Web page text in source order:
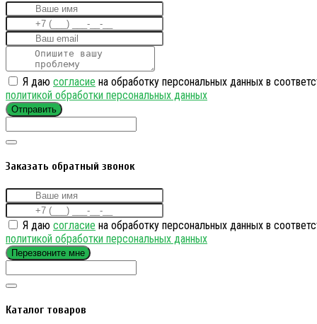
Я даю согласие на обработку персональных данных в
политикой обработки персональных данных
Отправить
Заказать обратный звонок
Я даю согласие на обработку персональных данных в
политикой обработки персональных данных
Перезвоните мне
Каталог товаров